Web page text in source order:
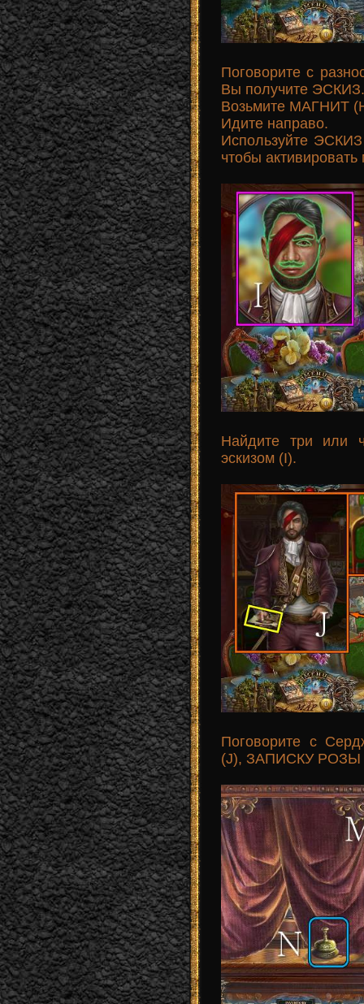
Поговорите с
Вы получите ЭСКИЗ.
Возьмите МАГНИТ
Идите направо.
Используйте
чтобы активировать
Найдите три или
эскизом (I).
Поговорите с
(J), ЗАПИСКУ РОЗЫ